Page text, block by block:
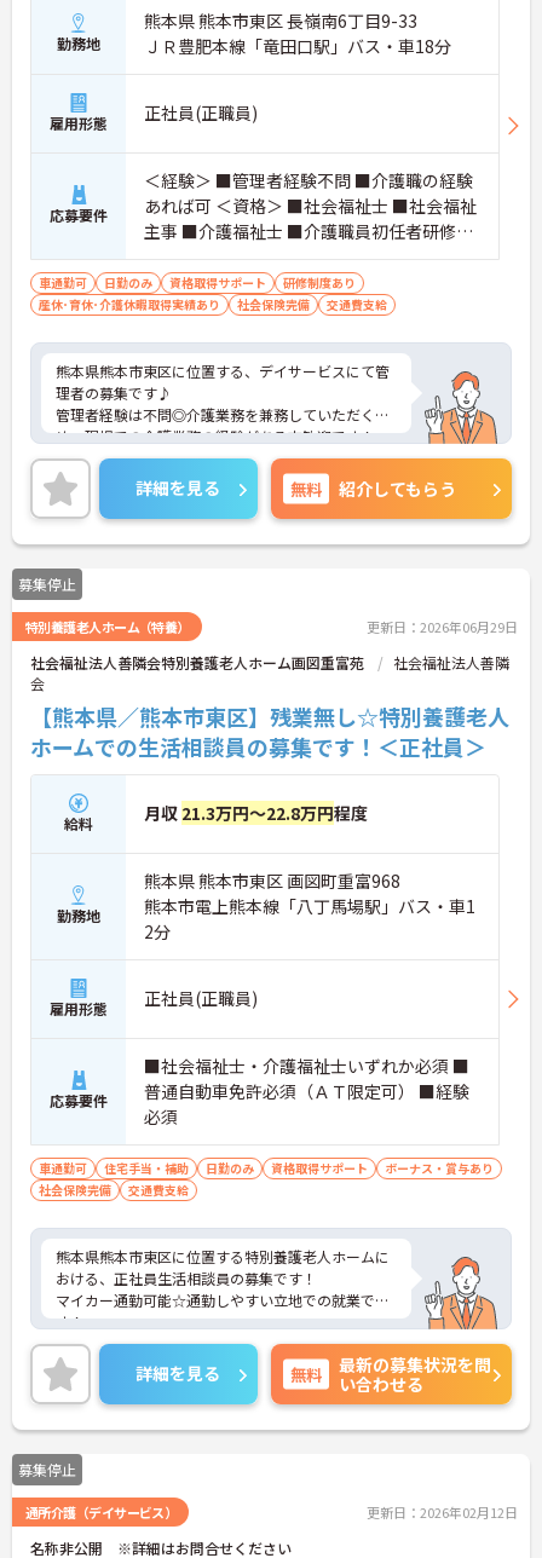
勤務地
熊本県 熊本市東区 長嶺南6丁目9-33
ＪＲ豊肥本線「竜田口駅」バス・車18分
雇用形態 正社員(正職員)
応募要件
＜経験＞ ■管理者経験不問 ■介護職の経験
あれば可 ＜資格＞ ■社会福祉士 ■社会福祉
主事 ■介護福祉士 ■介護職員初任者研修
（旧ヘルパー2級）以上 ■普通自動車免許
（AT限定可）
車通勤可 日勤のみ 資格取得サポート
研修制度あり
産休･育休･介護休暇取得実績あり
社会保険完備 交通費支給
熊本県熊本市東区に位置する、デイサービスにて管
理者の募集です♪
管理者経験は不問◎介護業務を兼務していただくた
め、現場での介護業務の経験がある方歓迎です！
また、職員教育にも力を入れており、社内研修制度
や、資格取得支援制度の利用を通してスキルアップ
を図る事ができます♪
ご興味ある方には、面接のポイントなど、さらに詳
細をお話致しますのでお気軽にご相談ください。
詳細を見る 無料 紹介してもらう
募集停止
特別養護老人ホーム（特養） 更新日：2026年06月29日
社会福祉法人善隣会特別養護老人ホーム画図重富苑
社会福祉法人善隣
会
【熊本県／熊本市東区】残業無し☆特別養護老人
ホームでの生活相談員の募集です！＜正社員＞
給料 月収 21.3万円～22.8万円程度
勤務地
熊本県 熊本市東区 画図町重富968
熊本市電上熊本線「八丁馬場駅」バス・車1
2分
雇用形態 正社員(正職員)
応募要件
■社会福祉士・介護福祉士いずれか必須 ■
普通自動車免許必須（ＡＴ限定可） ■経験
必須
車通勤可 住宅手当・補助 日勤のみ 資格取得サポート
ボーナス・賞与あり
社会保険完備
交通費支給
熊本県熊本市東区に位置する特別養護老人ホームに
おける、正社員生活相談員の募集です！
マイカー通勤可能☆通勤しやすい立地での就業で
す！
ご興味ある方には、面接対策ポイントなど、さらに
詳細をお話しいたしますのでお気軽にご相談くださ
い。
詳細を見る 無料
最新の募集状況を問
い合わせる
募集停止
通所介護（デイサービス） 更新日：2026年02月12日
名称非公開 ※詳細はお問合せください